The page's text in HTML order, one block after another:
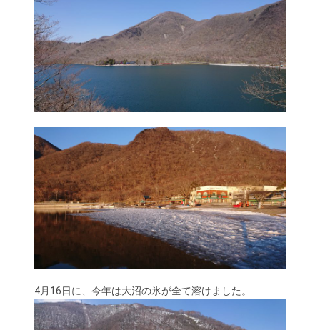
4月16日に、今年は大沼の氷が全て溶けました。